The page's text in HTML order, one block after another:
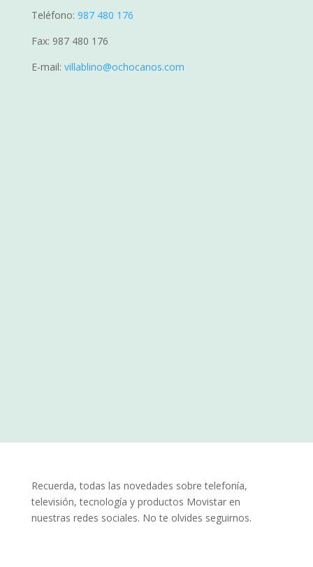
Teléfono: 987 480 176
Fax: 987 480 176
E-mail: villablino@ochocanos.com
Recuerda, todas las novedades sobre telefonía,
televisión, tecnología y productos Movistar en
nuestras redes sociales. No te olvides seguirnos.